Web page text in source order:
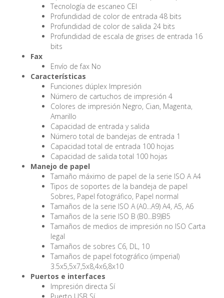
Tecnología de escaneo CEI
Profundidad de color de entrada 48 bits
Profundidad de color de salida 24 bits
Profundidad de escala de grises de entrada 16
bits
Fax
Envío de fax No
Características
Funciones dúplex Impresión
Número de cartuchos de impresión 4
Colores de impresión Negro, Cian, Magenta,
Amarillo
Capacidad de entrada y salida
Número total de bandejas de entrada 1
Capacidad total de entrada 100 hojas
Capacidad de salida total 100 hojas
Manejo de papel
Tamaño máximo de papel de la serie ISO A A4
Tipos de soportes de la bandeja de papel
Sobres, Papel fotográfico, Papel normal
Tamaños de la serie ISO A (A0...A9) A4, A5, A6
Tamaños de la serie ISO B (B0...B9)B5
Tamaños de medios de impresión no ISO Carta
legal
Tamaños de sobres C6, DL, 10
Tamaños de papel fotográfico (imperial)
3.5x5,5x7,5x8,4x6,8x10
Puertos e interfaces
Impresión directa Sí